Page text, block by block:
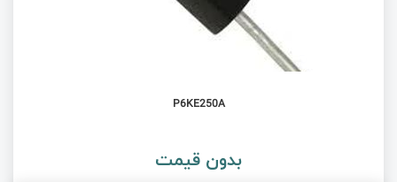
P6KE250A
بدون قیمت